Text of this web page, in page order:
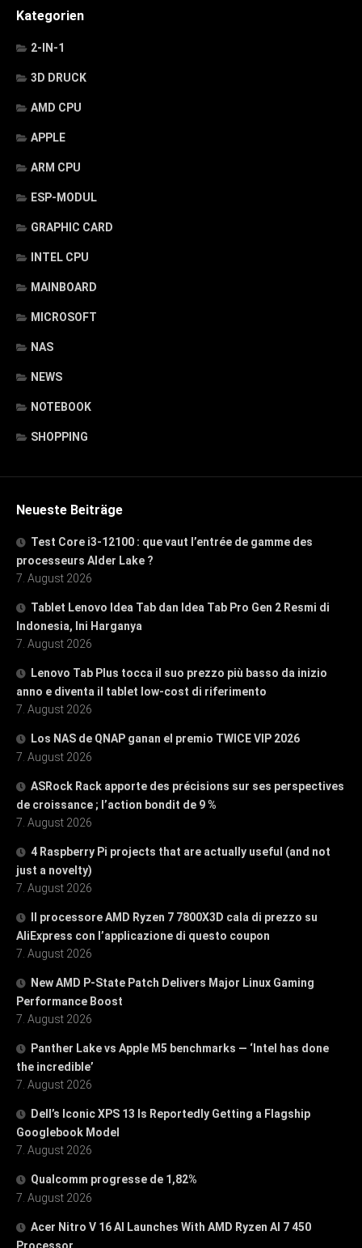
Kategorien
2-IN-1
3D DRUCK
AMD CPU
APPLE
ARM CPU
ESP-MODUL
GRAPHIC CARD
INTEL CPU
MAINBOARD
MICROSOFT
NAS
NEWS
NOTEBOOK
SHOPPING
Neueste Beiträge
Test Core i3-12100 : que vaut l’entrée de gamme des
processeurs Alder Lake ?
7. August 2026
Tablet Lenovo Idea Tab dan Idea Tab Pro Gen 2 Resmi di
Indonesia, Ini Harganya
7. August 2026
Lenovo Tab Plus tocca il suo prezzo più basso da inizio
anno e diventa il tablet low-cost di riferimento
7. August 2026
Los NAS de QNAP ganan el premio TWICE VIP 2026
7. August 2026
ASRock Rack apporte des précisions sur ses perspectives
de croissance ; l’action bondit de 9 %
7. August 2026
4 Raspberry Pi projects that are actually useful (and not
just a novelty)
7. August 2026
Il processore AMD Ryzen 7 7800X3D cala di prezzo su
AliExpress con l’applicazione di questo coupon
7. August 2026
New AMD P-State Patch Delivers Major Linux Gaming
Performance Boost
7. August 2026
Panther Lake vs Apple M5 benchmarks — ‘Intel has done
the incredible’
7. August 2026
Dell’s Iconic XPS 13 Is Reportedly Getting a Flagship
Googlebook Model
7. August 2026
Qualcomm progresse de 1,82%
7. August 2026
Acer Nitro V 16 AI Launches With AMD Ryzen AI 7 450
Processor